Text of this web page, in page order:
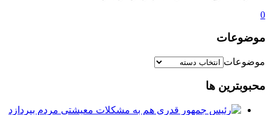
0
موضوعات
موضوعات
محبوبترین ها